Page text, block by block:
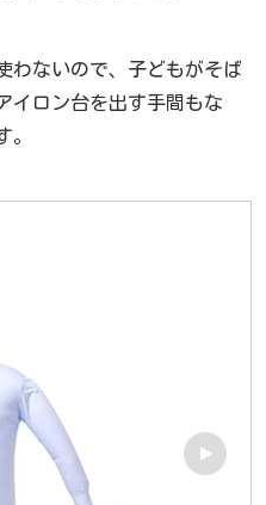
わないので、子どもがそば
イロン台を出す手間もな
。